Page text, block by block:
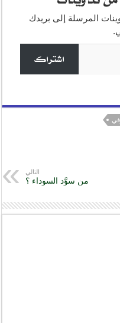
المرسلة إلى بريدك
اشتراك
التالي
من سوَّد السوداء ؟